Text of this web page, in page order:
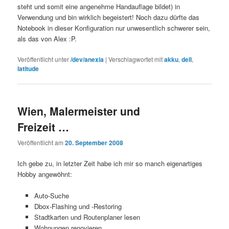
steht und somit eine angenehme Handauflage bildet) in
Verwendung und bin wirklich begeistert! Noch dazu dürfte das
Notebook in dieser Konfiguration nur unwesentlich schwerer sein,
als das von Alex :P.
Veröffentlicht unter/dev/anexia |Verschlagwortet mitakku,dell,
latitude
Wien, Malermeister und
Freizeit …
Veröffentlicht am20. September 2008
Ich gebe zu, in letzter Zeit habe ich mir so manch eigenartiges
Hobby angewöhnt:
Auto-Suche
Dbox-Flashing und -Restoring
Stadtkarten und Routenplaner lesen